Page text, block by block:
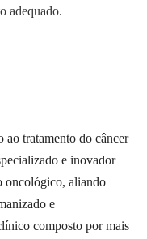
adequado.
tratamento do câncer
e inovador
oncológico, aliando
e
composto por mais